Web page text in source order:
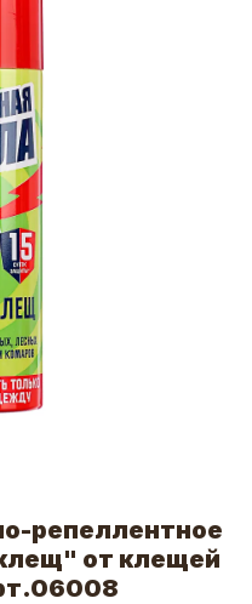
репеллентное
от клещей